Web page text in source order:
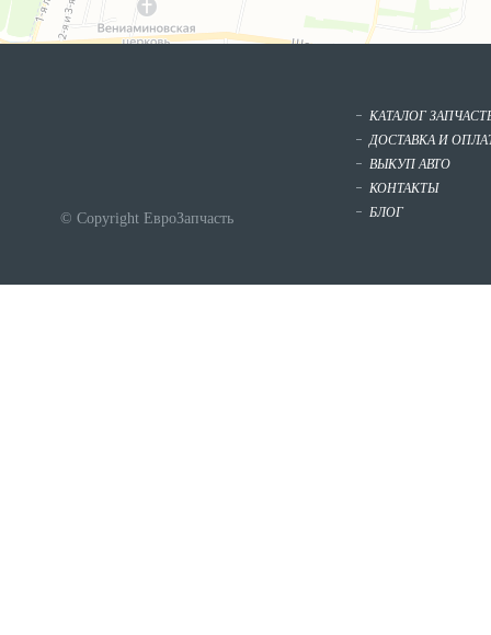
© Copyright ЕвроЗапчасть
КАТАЛОГ
ДОСТАВКА И
ВЫКУП АВТО
КОНТАКТЫ
БЛОГ